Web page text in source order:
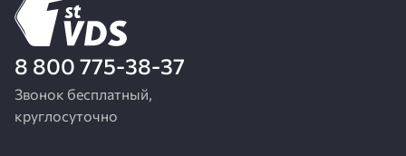
8 800 775-38-37
Звонок бесплатный,
круглосуточно